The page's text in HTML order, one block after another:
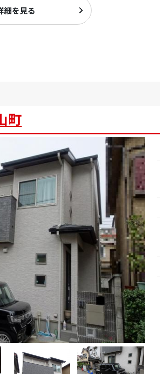
細を見る
町